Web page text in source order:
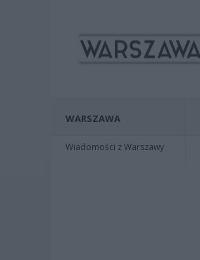
WARSZAWA
Wiadomości z Warszawy